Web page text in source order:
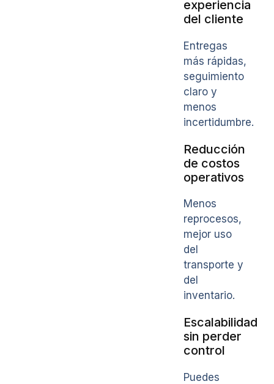
experiencia
del cliente
Entregas
más rápidas,
seguimiento
claro y
menos
incertidumbre.
Reducción
de costos
operativos
Menos
reprocesos,
mejor uso
del
transporte y
del
inventario.
Escalabilidad
sin perder
control
Puedes